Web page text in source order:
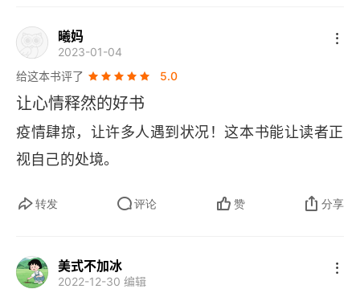
后，故事会流传进我的耳朵里。来自曾经先我而去
的人们，来自此刻迎面而来的人们，这神秘之地的
流言与热望，在我的脑海中翻涌。… 告别我的旧
日，迎接我的新生。我知道，在彼岸漫步的每一天
我都在成长，从腐朽的我，走向青春的我。我知
道，我一直在等待这一刻，我如此渴望这一刻。当
超乎想象，如果没有及时调整会失去身边的朋友家
曦妈
2023-01-04
给这本书评了
5.0
让心情释然的好书
疫情肆掠，让许多人遇到状况！这本书能让读者正
视自己的处境。
转发 评论 赞 分享
美式不加冰
2022-12-30 编辑